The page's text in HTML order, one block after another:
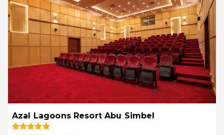
Azal Lagoons Resort Abu Simbel